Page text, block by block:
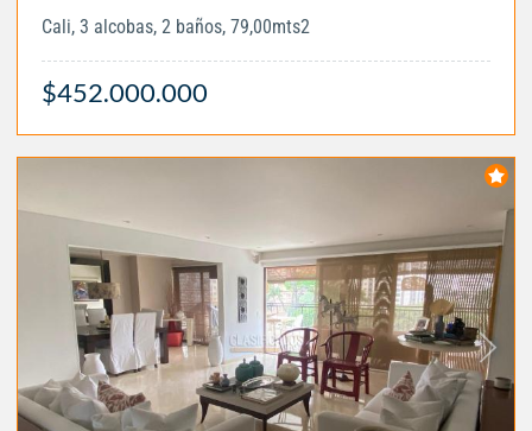
Cali, 3 alcobas, 2 baños, 79,00mts2
$452.000.000